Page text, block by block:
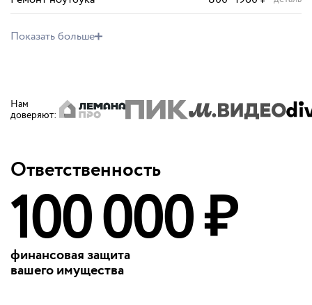
Показать больше
Нам
доверяют:
Ответственность
100 000 ₽
финансовая защита
вашего имущества